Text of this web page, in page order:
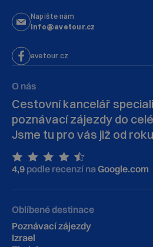
Napište nám
info@avetour.cz
avetour.cz
O nás
Cestovní kancelář
poznávací zájezdy do
Jsme tu pro vás již od
4,9 podle recenzí naGoogle.com
Oblíbené destinace
Poznávací zájezdy
Izrael